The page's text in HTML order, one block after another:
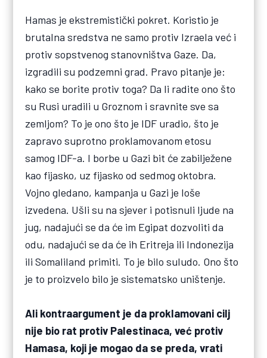
Hamas je ekstremistički pokret. Koristio je
brutalna sredstva ne samo protiv Izraela već i
protiv sopstvenog stanovništva Gaze. Da,
izgradili su podzemni grad. Pravo pitanje je:
kako se borite protiv toga? Da li radite ono što
su Rusi uradili u Groznom i sravnite sve sa
zemljom? To je ono što je IDF uradio, što je
zapravo suprotno proklamovanom etosu
samog IDF-a. I borbe u Gazi bit će zabilježene
kao fijasko, uz fijasko od sedmog oktobra.
Vojno gledano, kampanja u Gazi je loše
izvedena. Ušli su na sjever i potisnuli ljude na
jug, nadajući se da će im Egipat dozvoliti da
odu, nadajući se da će ih Eritreja ili Indonezija
ili Somaliland primiti. To je bilo suludo. Ono što
je to proizvelo bilo je sistematsko uništenje.
Ali kontraargument je da proklamovani cilj
nije bio rat protiv Palestinaca, već protiv
Hamasa, koji je mogao da se preda, vrati